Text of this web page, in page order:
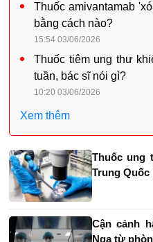
Thuốc amivantamab
bằng cách nào?
15:54 03/06/2026
Thuốc tiêm ung thư
tuần, bác sĩ nói gì?
10:20 03/06/2026
Xem thêm
Thuốc ung
Trung
Cận cảnh
Nga từ